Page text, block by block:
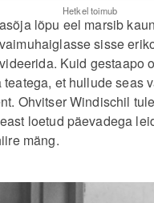
Hetkel toimub
lõpu eel marsib
sisse
Kuid gestaapo
et hullude seas
Ohvitser Windischil
loetud päevadega
mäng.